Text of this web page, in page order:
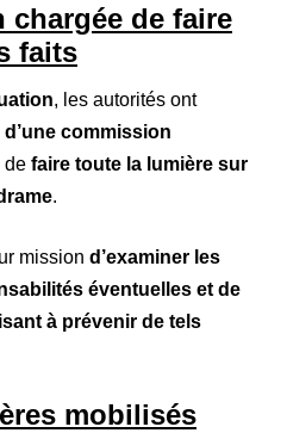
chargée de faire
faits
, les autorités ont
d’une commission
de faire toute la lumière sur
.
mission d’examiner les
éventuelles et de
à prévenir de tels
mobilisés